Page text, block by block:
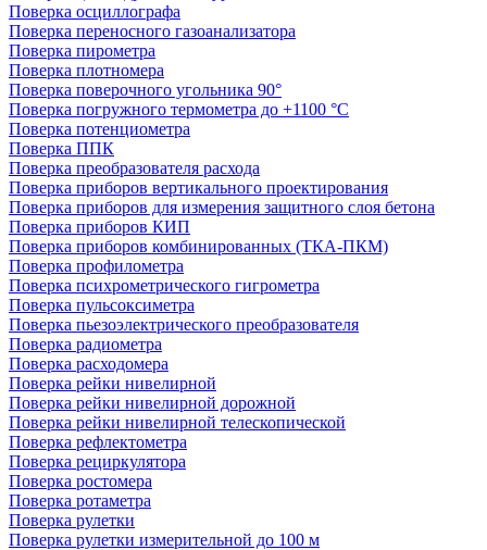
Поверка осциллографа
Поверка переносного газоанализатора
Поверка пирометра
Поверка плотномера
Поверка поверочного угольника 90°
Поверка погружного термометра до +1100 °С
Поверка потенциометра
Поверка ППК
Поверка преобразователя расхода
Поверка приборов вертикального проектирования
Поверка приборов для измерения защитного слоя бетона
Поверка приборов КИП
Поверка приборов комбинированных (ТКА-ПКМ)
Поверка профилометра
Поверка психрометрического гигрометра
Поверка пульсоксиметра
Поверка пьезоэлектрического преобразователя
Поверка радиометра
Поверка расходомера
Поверка рейки нивелирной
Поверка рейки нивелирной дорожной
Поверка рейки нивелирной телескопической
Поверка рефлектометра
Поверка рециркулятора
Поверка ростомера
Поверка ротаметра
Поверка рулетки
Поверка рулетки измерительной до 100 м